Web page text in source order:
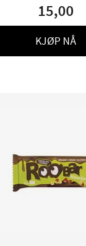
15,00
KJØP NÅ